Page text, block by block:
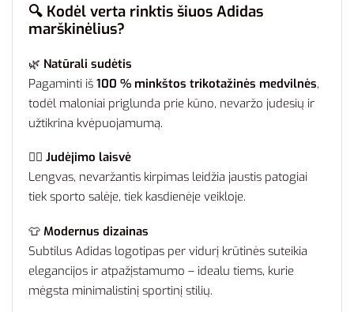
🔍 Kodėl verta rinktis šiuos Adidas
marškinėlius?
🌿 Natūrali sudėtis
Pagaminti iš 100 % minkštos trikotažinės medvilnės,
todėl maloniai priglunda prie kūno, nevaržo judesių ir
užtikrina kvėpuojamumą.
🧘‍♂️ Judėjimo laisvė
Lengvas, nevaržantis kirpimas leidžia jaustis patogiai
tiek sporto salėje, tiek kasdienėje veikloje.
👕 Modernus dizainas
Subtilus Adidas logotipas per vidurį krūtinės suteikia
elegancijos ir atpažįstamumo – idealu tiems, kurie
mėgsta minimalistinį sportinį stilių.